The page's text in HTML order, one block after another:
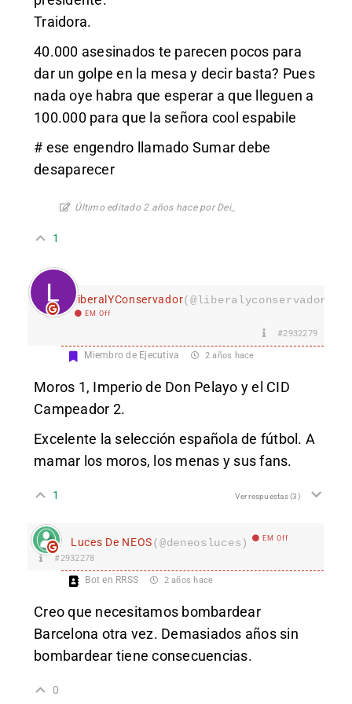
Traidora.
40.000 asesinados te parecen pocos para
dar un golpe en la mesa y decir basta? Pues
nada oye habra que esperar a que lleguen a
100.000 para que la señora cool espabile
# ese engendro llamado Sumar debe
desaparecer
Último editado 2 años hace por Dei_
1
LiberalYConservador
EM Off
#2932279
Miembro de Ejecutiva 2 años hace
Moros 1, Imperio de Don Pelayo y el CID
Campeador 2.
Excelente la selección española de fútbol. A
mamar los moros, los menas y sus fans.
1 Ver respuestas(3)
Luces De NEOS(@deneosluces) EM Off
#2932278
Bot en RRSS 2 años hace
Creo que necesitamos bombardear
Barcelona otra vez. Demasiados años sin
bombardear tiene consecuencias.
0